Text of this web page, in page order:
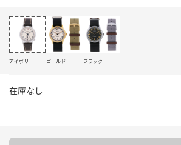
在庫なし
アイボリー ゴールド ブラック